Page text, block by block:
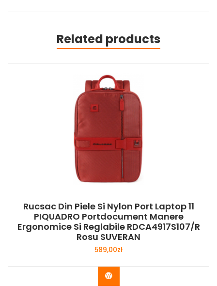
Related products
Rucsac Din Piele Si Nylon Port Laptop 11
PIQUADRO Portdocument Manere
Ergonomice Si Reglabile RDCA4917S107/R
Rosu SUVERAN
589,00zł
Buy Now